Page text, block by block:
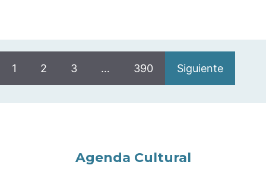
1 2 3 … 390 Siguiente
Agenda Cultural